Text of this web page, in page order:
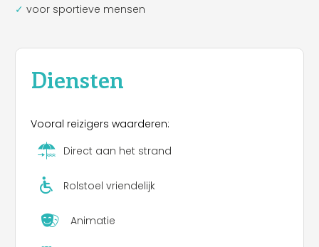
voor sportieve mensen
Diensten
Vooral reizigers waarderen:
Direct aan het strand
Rolstoel vriendelijk
Animatie